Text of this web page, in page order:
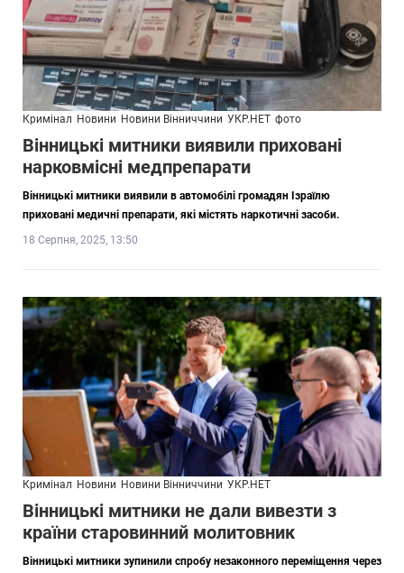
Кримінал Новини Новини Вінниччини УКР.НЕТ фото
Вінницькі митники виявили приховані
нарковмісні медпрепарати
Вінницькі митники виявили в автомобілі громадян Ізраїлю
приховані медичні препарати, які містять наркотичні засоби.
18 Серпня, 2025, 13:50
Кримінал Новини Новини Вінниччини УКР.НЕТ
Вінницькі митники не дали вивезти з
країни старовинний молитовник
Вінницькі митники зупинили спробу незаконного переміщення через